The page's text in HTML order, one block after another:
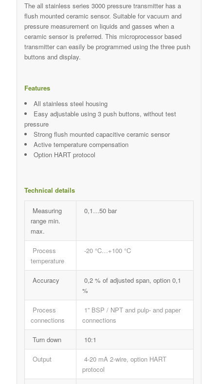
The all stainless series 3000 pressure transmitter has a
flush mounted ceramic sensor. Suitable for vacuum and
pressure measurement on liquids and gasses when a
ceramic sensor is preferred. This microprocessor based
transmitter can easily be programmed using the three push
buttons and display.
Features
All stainless steel housing
Easy adjustable using 3 push buttons, without test
pressure
Strong flush mounted capacitive ceramic sensor
Active temperature compensation
Option HART protocol
Technical details
Measuring
range min.
max.
0,1…50 bar
Process
temperature
-20 °C…+100 °C
Accuracy
0,2 % of adjusted span, option 0,1
%
Process
connections
1” BSP / NPT and pulp- and paper
connections
Turn down 10:1
Output
4-20 mA 2-wire, option HART
protocol